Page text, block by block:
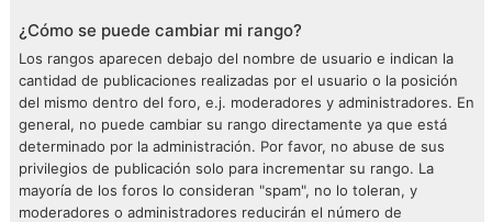
¿Cómo se puede cambiar mi rango?
Los rangos aparecen debajo del nombre de usuario e indican la
cantidad de publicaciones realizadas por el usuario o la posición
del mismo dentro del foro, e.j. moderadores y administradores. En
general, no puede cambiar su rango directamente ya que está
determinado por la administración. Por favor, no abuse de sus
privilegios de publicación solo para incrementar su rango. La
mayoría de los foros lo consideran "spam", no lo toleran, y
moderadores o administradores reducirán el número de